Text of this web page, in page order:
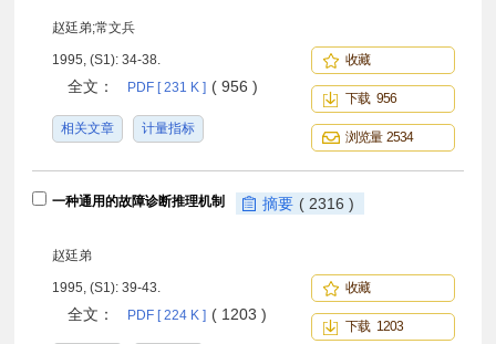
赵廷弟;常文兵
1995, (S1): 34-38.
全文： PDF [ 231 K ] ( 956 )
相关文章 计量指标
收藏
下载 956
浏览量 2534
一种通用的故障诊断推理机制 摘要 ( 2316 )
赵廷弟
1995, (S1): 39-43.
全文： PDF [ 224 K ] ( 1203 )
收藏
下载 1203